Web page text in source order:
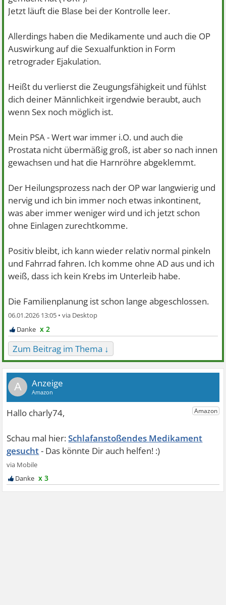
Jetzt läuft die Blase bei der Kontrolle leer.
Allerdings haben die Medikamente und auch die OP
Auswirkung auf die Sexualfunktion in Form
retrograder Ejakulation.
Heißt du verlierst die Zeugungsfähigkeit und fühlst
dich deiner Männlichkeit irgendwie beraubt, auch
wenn Sex noch möglich ist.
Mein PSA - Wert war immer i.O. und auch die
Prostata nicht übermäßig groß, ist aber so nach innen
gewachsen und hat die Harnröhre abgeklemmt.
Der Heilungsprozess nach der OP war langwierig und
nervig und ich bin immer noch etwas inkontinent,
was aber immer weniger wird und ich jetzt schon
ohne Einlagen zurechtkomme.
Positiv bleibt, ich kann wieder relativ normal pinkeln
und Fahrrad fahren. Ich komme ohne AD aus und ich
weiß, dass ich kein Krebs im Unterleib habe.
Die Familienplanung ist schon lange abgeschlossen.
06.01.2026 13:05 •
x 2
Zum Beitrag im Thema ↓
A
Schlafanstoßendes Medikament
gesucht
x 3